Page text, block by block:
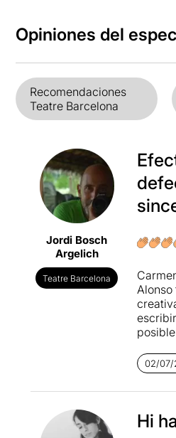
Opiniones del
Recomendaciones
Teatre Barcelona
Jordi Bosch
Argelich
Teatre Barcelona
Alonso
ritmo y
deLa
de
02/07/
Hi